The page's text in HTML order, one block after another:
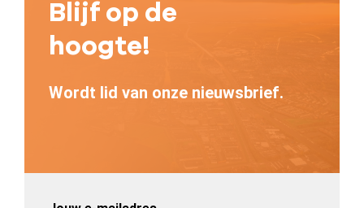
Blijf op de
hoogte!
Wordt lid van onze nieuwsbrief.